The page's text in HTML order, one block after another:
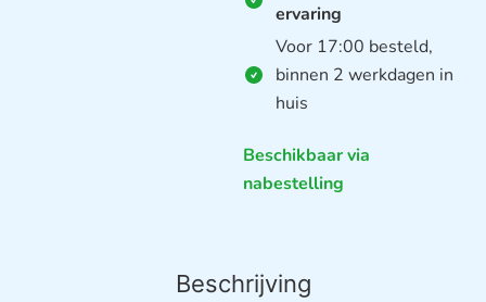
ervaring
Voor 17:00 besteld,
binnen 2 werkdagen in
huis
Beschikbaar via
nabestelling
Beschrijving